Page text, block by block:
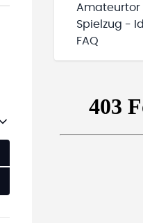
Amateurtor
Spielzug -
FAQ